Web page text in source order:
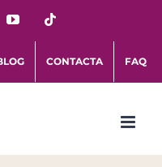
YouTube
CONTACTA FAQ